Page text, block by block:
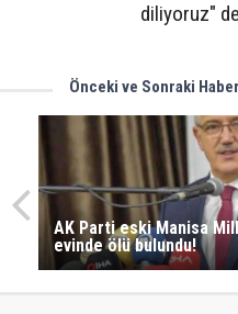
diliyoruz"
Önceki ve Sonraki
AK Parti eski Manisa
evinde ölü bulundu!